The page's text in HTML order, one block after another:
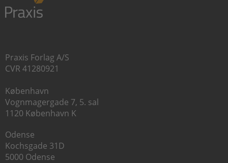
Praxis Forlag A/S
CVR 41280921
København
Vognmagergade 7, 5. sal
1120 København K
Odense
Kochsgade 31D
5000 Odense